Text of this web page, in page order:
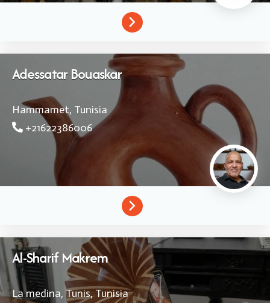
Adessatar Bouaskar
Hammamet, Tunisia
+21622386006
Al-Sharif Makrem
La medina, Tunis,Tunisia